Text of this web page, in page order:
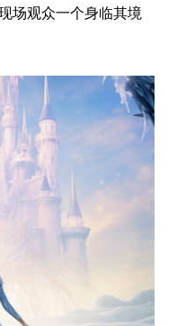
场观众一个身临其境